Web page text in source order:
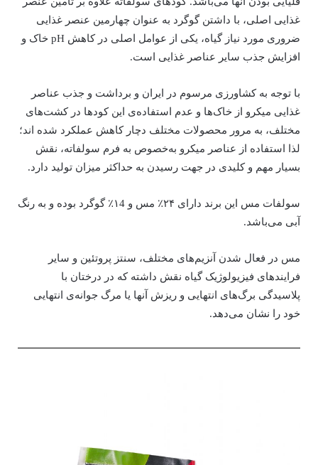
غذایی اصلی، با داشتن گوگرد به عنوان چهارمین عنصر غذایی
ضروری مورد نیاز گیاه، یکی از عوامل اصلی در کاهش pH خاک و
افزایش جذب سایر عناصر غذایی است.
با توجه به کشاورزی مرسوم در ایران و برداشت و جذب عناصر
غذایی میکرو از خاک‌ها و عدم استفاده‌ی این کودها در کشت‌های
مختلف، به مرور محصولات مختلف دچار کاهش عملکرد شده اند؛
لذا استفاده از عناصر میکرو به‌خصوص به فرم سولفاته، نقش
بسیار مهم و کلیدی در جهت رسیدن به حداکثر میزان تولید دارد.
سولفات مس این برند دارای ۲۴٪ مس و ۱4٪ گوگرد بوده و به رنگ
آبی می‌باشد.
مس در فعال شدن آنزیم‌های مختلف، سنتز پروتئین و سایر
فرایندهای فیزیولوژیک گیاه نقش داشته که در درختان با
پلاسیدگی برگ‌های انتهایی و ریزش آنها یا مرگ جوانه‌ی انتهایی
خود را نشان می‌دهد.